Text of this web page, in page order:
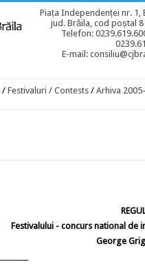
Piața Independenței nr. 1,
jud. Brăila, cod poștal
Telefon:
E-mail:
/ Festivaluri / Contests / Arhiva
Festivalului - concurs national de
George